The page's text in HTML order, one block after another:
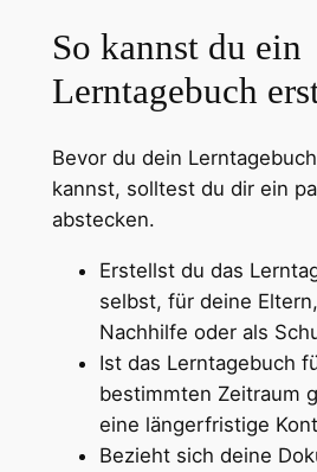
So kannst du ein
Lerntagebuch
Bevor du dein
kannst, solltest du dir ein
abstecken.
Erstellst du das
selbst, für deine
Nachhilfe oder als
Ist das Lerntagebuch
bestimmten Zeitraum
eine längerfristige
Bezieht sich deine